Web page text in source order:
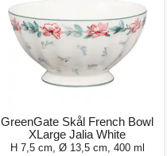
GreenGate Skål French Bowl
XLarge Jalia White
H 7,5 cm, Ø 13,5 cm, 400 ml